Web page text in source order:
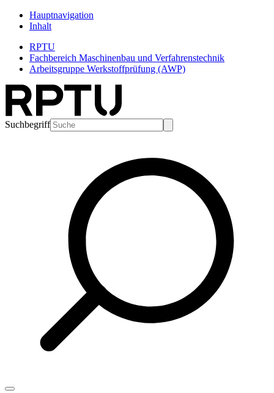
Hauptnavigation
Inhalt
RPTU
Fachbereich Maschinenbau und Verfahrenstechnik
Arbeitsgruppe Werkstoffprüfung (AWP)
Suchbegriff